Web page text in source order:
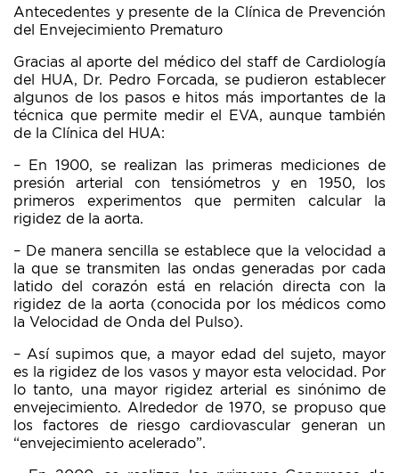
Antecedentes y presente de la Clínica de Prevención
del Envejecimiento Prematuro
Gracias al aporte del médico del staff de Cardiología
del HUA, Dr. Pedro Forcada, se pudieron establecer
algunos de los pasos e hitos más importantes de la
técnica que permite medir el EVA, aunque también
de la Clínica del HUA:
– En 1900, se realizan las primeras mediciones de
presión arterial con tensiómetros y en 1950, los
primeros experimentos que permiten calcular la
rigidez de la aorta.
– De manera sencilla se establece que la velocidad a
la que se transmiten las ondas generadas por cada
latido del corazón está en relación directa con la
rigidez de la aorta (conocida por los médicos como
la Velocidad de Onda del Pulso).
– Así supimos que, a mayor edad del sujeto, mayor
es la rigidez de los vasos y mayor esta velocidad. Por
lo tanto, una mayor rigidez arterial es sinónimo de
envejecimiento. Alrededor de 1970, se propuso que
los factores de riesgo cardiovascular generan un
“envejecimiento acelerado”.